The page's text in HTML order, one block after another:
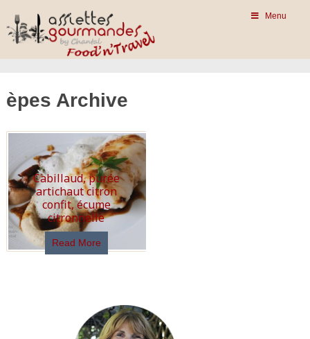
Menu
èpes Archive
Cabillaud, purée
artichaut citron
confit, écume
citronnelle
Read More